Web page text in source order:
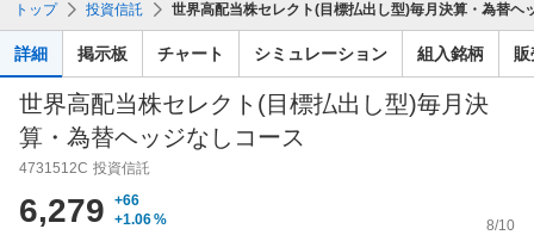
検
索
トップ 投資信託 世界高配当株セレクト(目標払出し型)毎月決算・為替ヘ
詳細 掲示板 チャート シミュレーション 組入銘柄
世界高配当株セレクト(目標払出し型)毎月決
算・為替ヘッジなしコース
4731512C 投資信託
6,279
+66
+1.06% 8/10